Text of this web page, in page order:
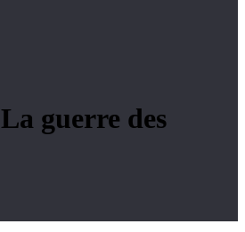
guerre des